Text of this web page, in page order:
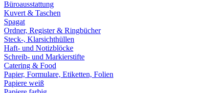
Büroausstattung
Kuvert & Taschen
Spagat
Ordner, Register & Ringbücher
Steck-, Klarsichthüllen
Haft- und Notizblöcke
Schreib- und Markierstifte
Catering & Food
Papier, Formulare, Etiketten, Folien
Papiere weiß